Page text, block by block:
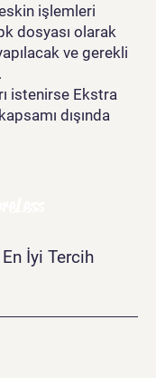
işlemleri
dosyası olarak
ve gerekli
istenirse Ekstra
dışında
İyi Tercih